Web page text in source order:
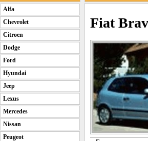
Fiat
Alfa
Chevrolet
Citroen
Dodge
Ford
Hyundai
Jeep
Lexus
Mercedes
Nissan
Peugeot